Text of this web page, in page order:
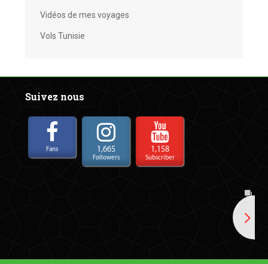
Vidéos de mes voyages
Vols Tunisie
Suivez nous
Fans 1,665
Followers
1,158
Subscriber